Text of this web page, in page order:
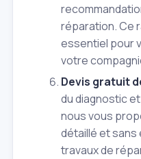
réparation. Ce
essentiel pour
votre
Devis gratuit
du diagnostic
nous vous
détaillé et sans
travaux de